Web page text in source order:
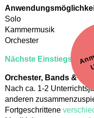
Förderung
Begabtenförderung
Musiktheorie - Musik
Wettbewerbe
Musiktherapie
Musikphysiologie
Solo
Kammermusik
Orchester
Nächste
Orchester, Bands & Co.
Nach ca. 1-2
anderen
Fortgeschrittene